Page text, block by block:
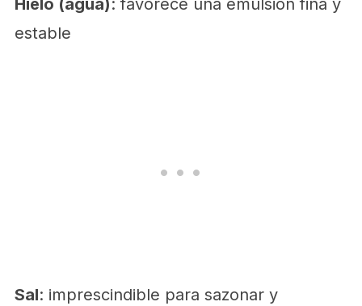
Hielo (agua): favorece una emulsión fina y
estable
Sal: imprescindible para sazonar y